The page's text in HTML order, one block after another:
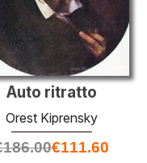
Auto ritratto
Orest Kiprensky
186.00€111.60